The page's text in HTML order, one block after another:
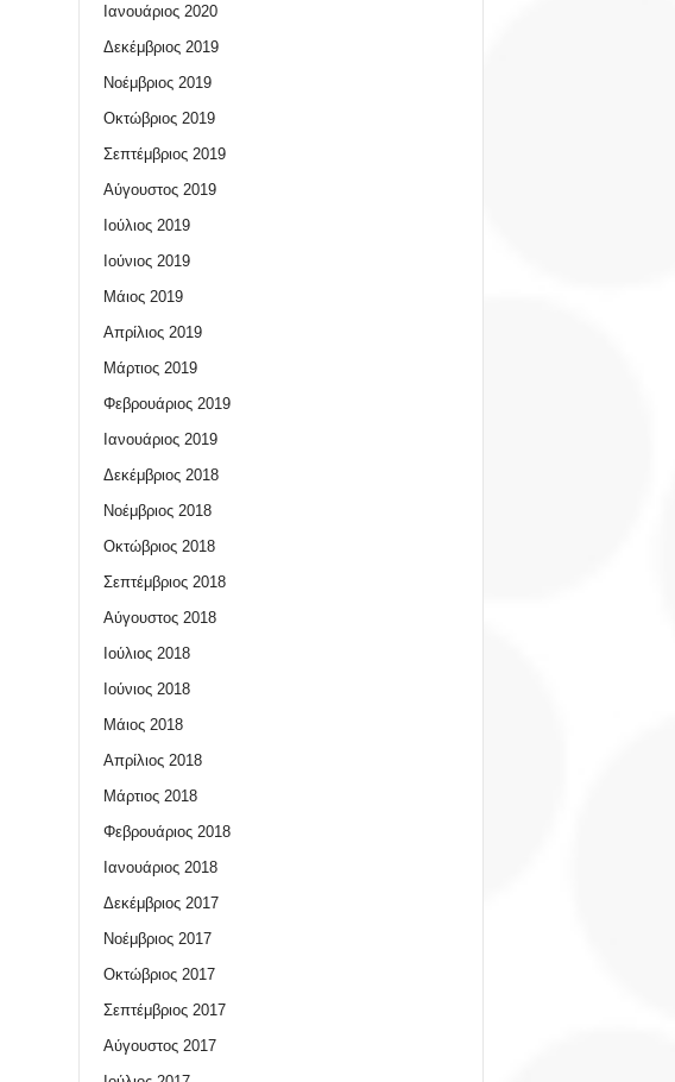
Ιανουάριος 2020
Δεκέμβριος 2019
Νοέμβριος 2019
Οκτώβριος 2019
Σεπτέμβριος 2019
Αύγουστος 2019
Ιούλιος 2019
Ιούνιος 2019
Μάιος 2019
Απρίλιος 2019
Μάρτιος 2019
Φεβρουάριος 2019
Ιανουάριος 2019
Δεκέμβριος 2018
Νοέμβριος 2018
Οκτώβριος 2018
Σεπτέμβριος 2018
Αύγουστος 2018
Ιούλιος 2018
Ιούνιος 2018
Μάιος 2018
Απρίλιος 2018
Μάρτιος 2018
Φεβρουάριος 2018
Ιανουάριος 2018
Δεκέμβριος 2017
Νοέμβριος 2017
Οκτώβριος 2017
Σεπτέμβριος 2017
Αύγουστος 2017